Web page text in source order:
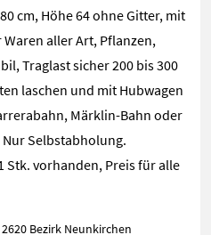
cm, Höhe 64 ohne Gitter, mit
aller Art, Pflanzen,
Traglast sicher 200 bis 300
laschen und mit Hubwagen
Märklin-Bahn oder
Selbstabholung.
Stk. vorhanden, Preis für alle
2620 Bezirk Neunkirchen